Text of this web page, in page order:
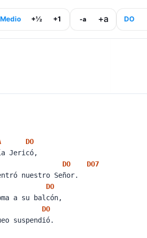
Medio +½ +1 -a +a DO
DO
Jericó,
DO DO7
nuestro Señor.
DO
a su balcón,
DO
suspendió.